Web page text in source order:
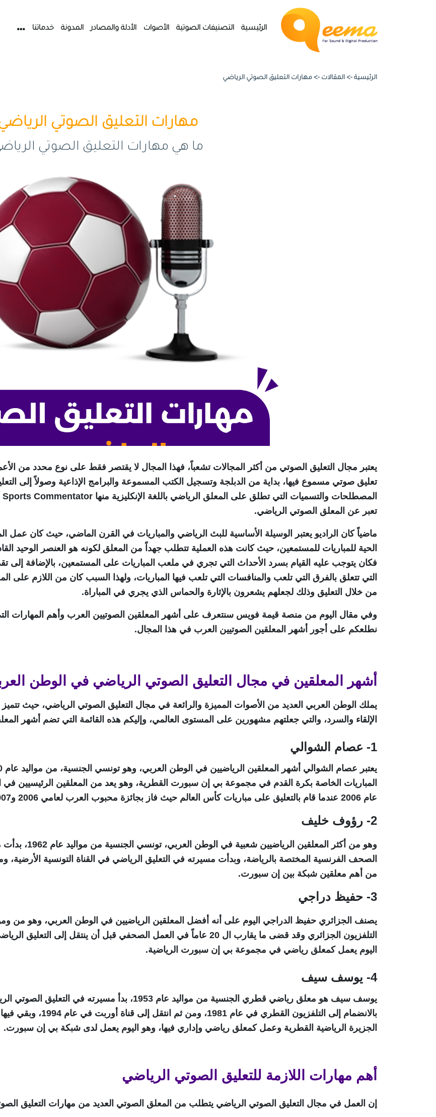
الرئيسية التصنيفات الصوتية الأصوات الأدلة والمصادر المدونة خدماتنا
الرئيسية -> المقالات -> مهارات التعليق الصوتي الرياضي
مهارات التعليق الصوتي
ما هي مهارات التعليق الصوتي
يعتبر مجال التعليق الصوتي من أكثر المجالات تشعباً، فهذا المجال لا يقتصر فقط على نوع محدد من
تعليق صوتي مسموع فيها، بداية من الدبلجة وتسجيل الكتب المسموعة والبرامج الإذاعية وصولاً إلى
تعبر عن المعلق الصوتي الرياضي.
ماضياً كان الراديو يعتبر الوسيلة الأساسية للبث الرياضي والمباريات في القرن الماضي، حيث كان
الحية للمباريات للمستمعين، حيث كانت هذه العملية تتطلب جهداً من المعلق لكونه هو العنصر الوحيد
فكان يتوجب عليه القيام بسرد الأحداث التي تجري في ملعب المباريات على المستمعين، بالإضافة إلى
التي تتعلق بالفرق التي تلعب والمنافسات التي تلعب فيها المباريات، ولهذا السبب كان من اللازم على
من خلال التعليق وذلك لجعلهم يشعرون بالإثارة والحماس الذي يجري في المباراة.
وفي مقال اليوم من منصة قيمة فويس سنتعرف على أشهر المعلقين الصوتيين العرب وأهم المهارات
نطلعكم على أجور أشهر المعلقين الصوتيين العرب في هذا المجال.
أشهر المعلقين في مجال التعليق الصوتي الرياضي في الوطن
يملك الوطن العربي العديد من الأصوات المميزة والرائعة في مجال التعليق الصوتي الرياضي، حيث
الإلقاء والسرد، والتي جعلتهم مشهورين على المستوى العالمي، وإليكم هذه القائمة التي تضم أشهر
1- عصام الشوالي
المباريات الخاصة بكرة القدم في مجموعة بي إن سبورت القطرية، وهو يعد من المعلقين الرئيسيين في
عام 2006 عندما قام بالتعليق على مباريات كأس العالم حيث فاز بجائزة محبوب العرب لعامي 2006 و2007.
2- رؤوف خليف
وهو من أكثر
الصحف الفرنسية المختصة بالرياضة، وبدأت مسيرته في التعليق الرياضي في القناة التونسية الأرضية،
من أهم معلقين شبكة بين إن سبورت.
3- حفيظ دراجي
اليوم يعمل كمعلق رياضي في مجموعة بي إن سبورت الرياضية.
4- يوسف سيف
الجزيرة الرياضية القطرية وعمل كمعلق رياضي وإداري فيها، وهو اليوم يعمل لدى شبكة بي إن سبورت.
أهم مهارات اللازمة للتعليق الصوتي الرياضي
إن العمل في مجال التعليق الصوتي الرياضي يتطلب من المعلق الصوتي العديد من مهارات التعليق